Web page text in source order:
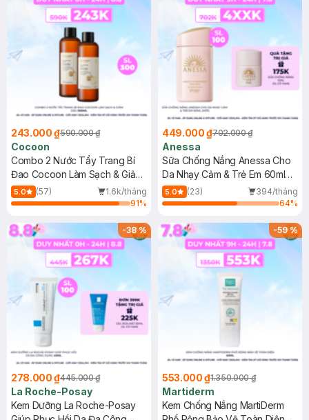
243.000 ₫590.000 ₫
Cocoon
Combo 2 Nước Tẩy Trang Bí
Đao Cocoon Làm Sạch & Giảm
Dầu 500ml
5.0 (57)
1.6k/tháng
91%
449.000 ₫702.000 ₫
Anessa
Sữa Chống Nắng Anessa Cho
Da Nhạy Cảm & Trẻ Em 60ml
(Mới)
5.0 (23)
394/tháng
64%
-38%
278.000 ₫445.000 ₫
La Roche-Posay
Kem Dưỡng La Roche-Posay
-59%
553.000 ₫1.350.000 ₫
Martiderm
Kem Chống Nắng MartiDerm